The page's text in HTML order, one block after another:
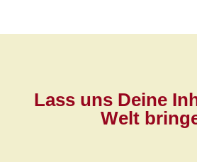
Lass uns Deine
Welt